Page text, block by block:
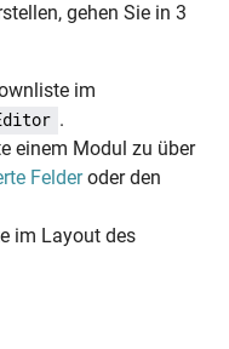
gehen Sie in 3
im
.
einem Modul zu über
Felderoder den
im Layout des